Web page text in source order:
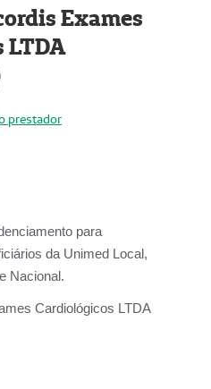
Exames
LTDA
prestador
para
da Unimed Local,
Nacional.
Cardiológicos LTDA